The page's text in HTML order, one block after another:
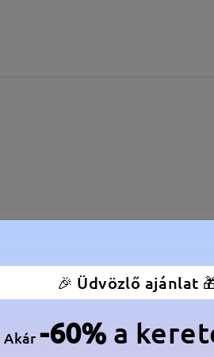
Anyag: Fém
folyamat miatt. Nikkelallergiás
🎉 Üdvözlő ajánlat
Akár-60% a